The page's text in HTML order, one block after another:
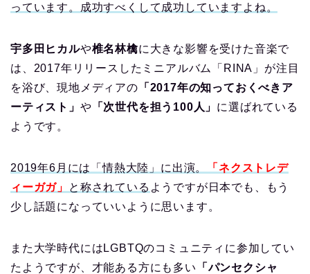
っています。成功すべくして成功していますよね。
宇多田ヒカルや椎名林檎に大きな影響を受けた音楽で
は、2017年リリースしたミニアルバム「RINA」が注目
を浴び、現地メディアの 「2017年の知っておくべきア
ーティスト」 や 「次世代を担う100人」 に選ばれている
ようです。
2019年6月には「情熱大陸」に出演。
「ネクストレデ
ィーガガ」
と称されている ようですが日本でも、もう
少し話題になっていいように思います。
また大学時代にはLGBTQのコミュニティに参加してい
たようですが、才能ある方にも多い
「パンセクシャ